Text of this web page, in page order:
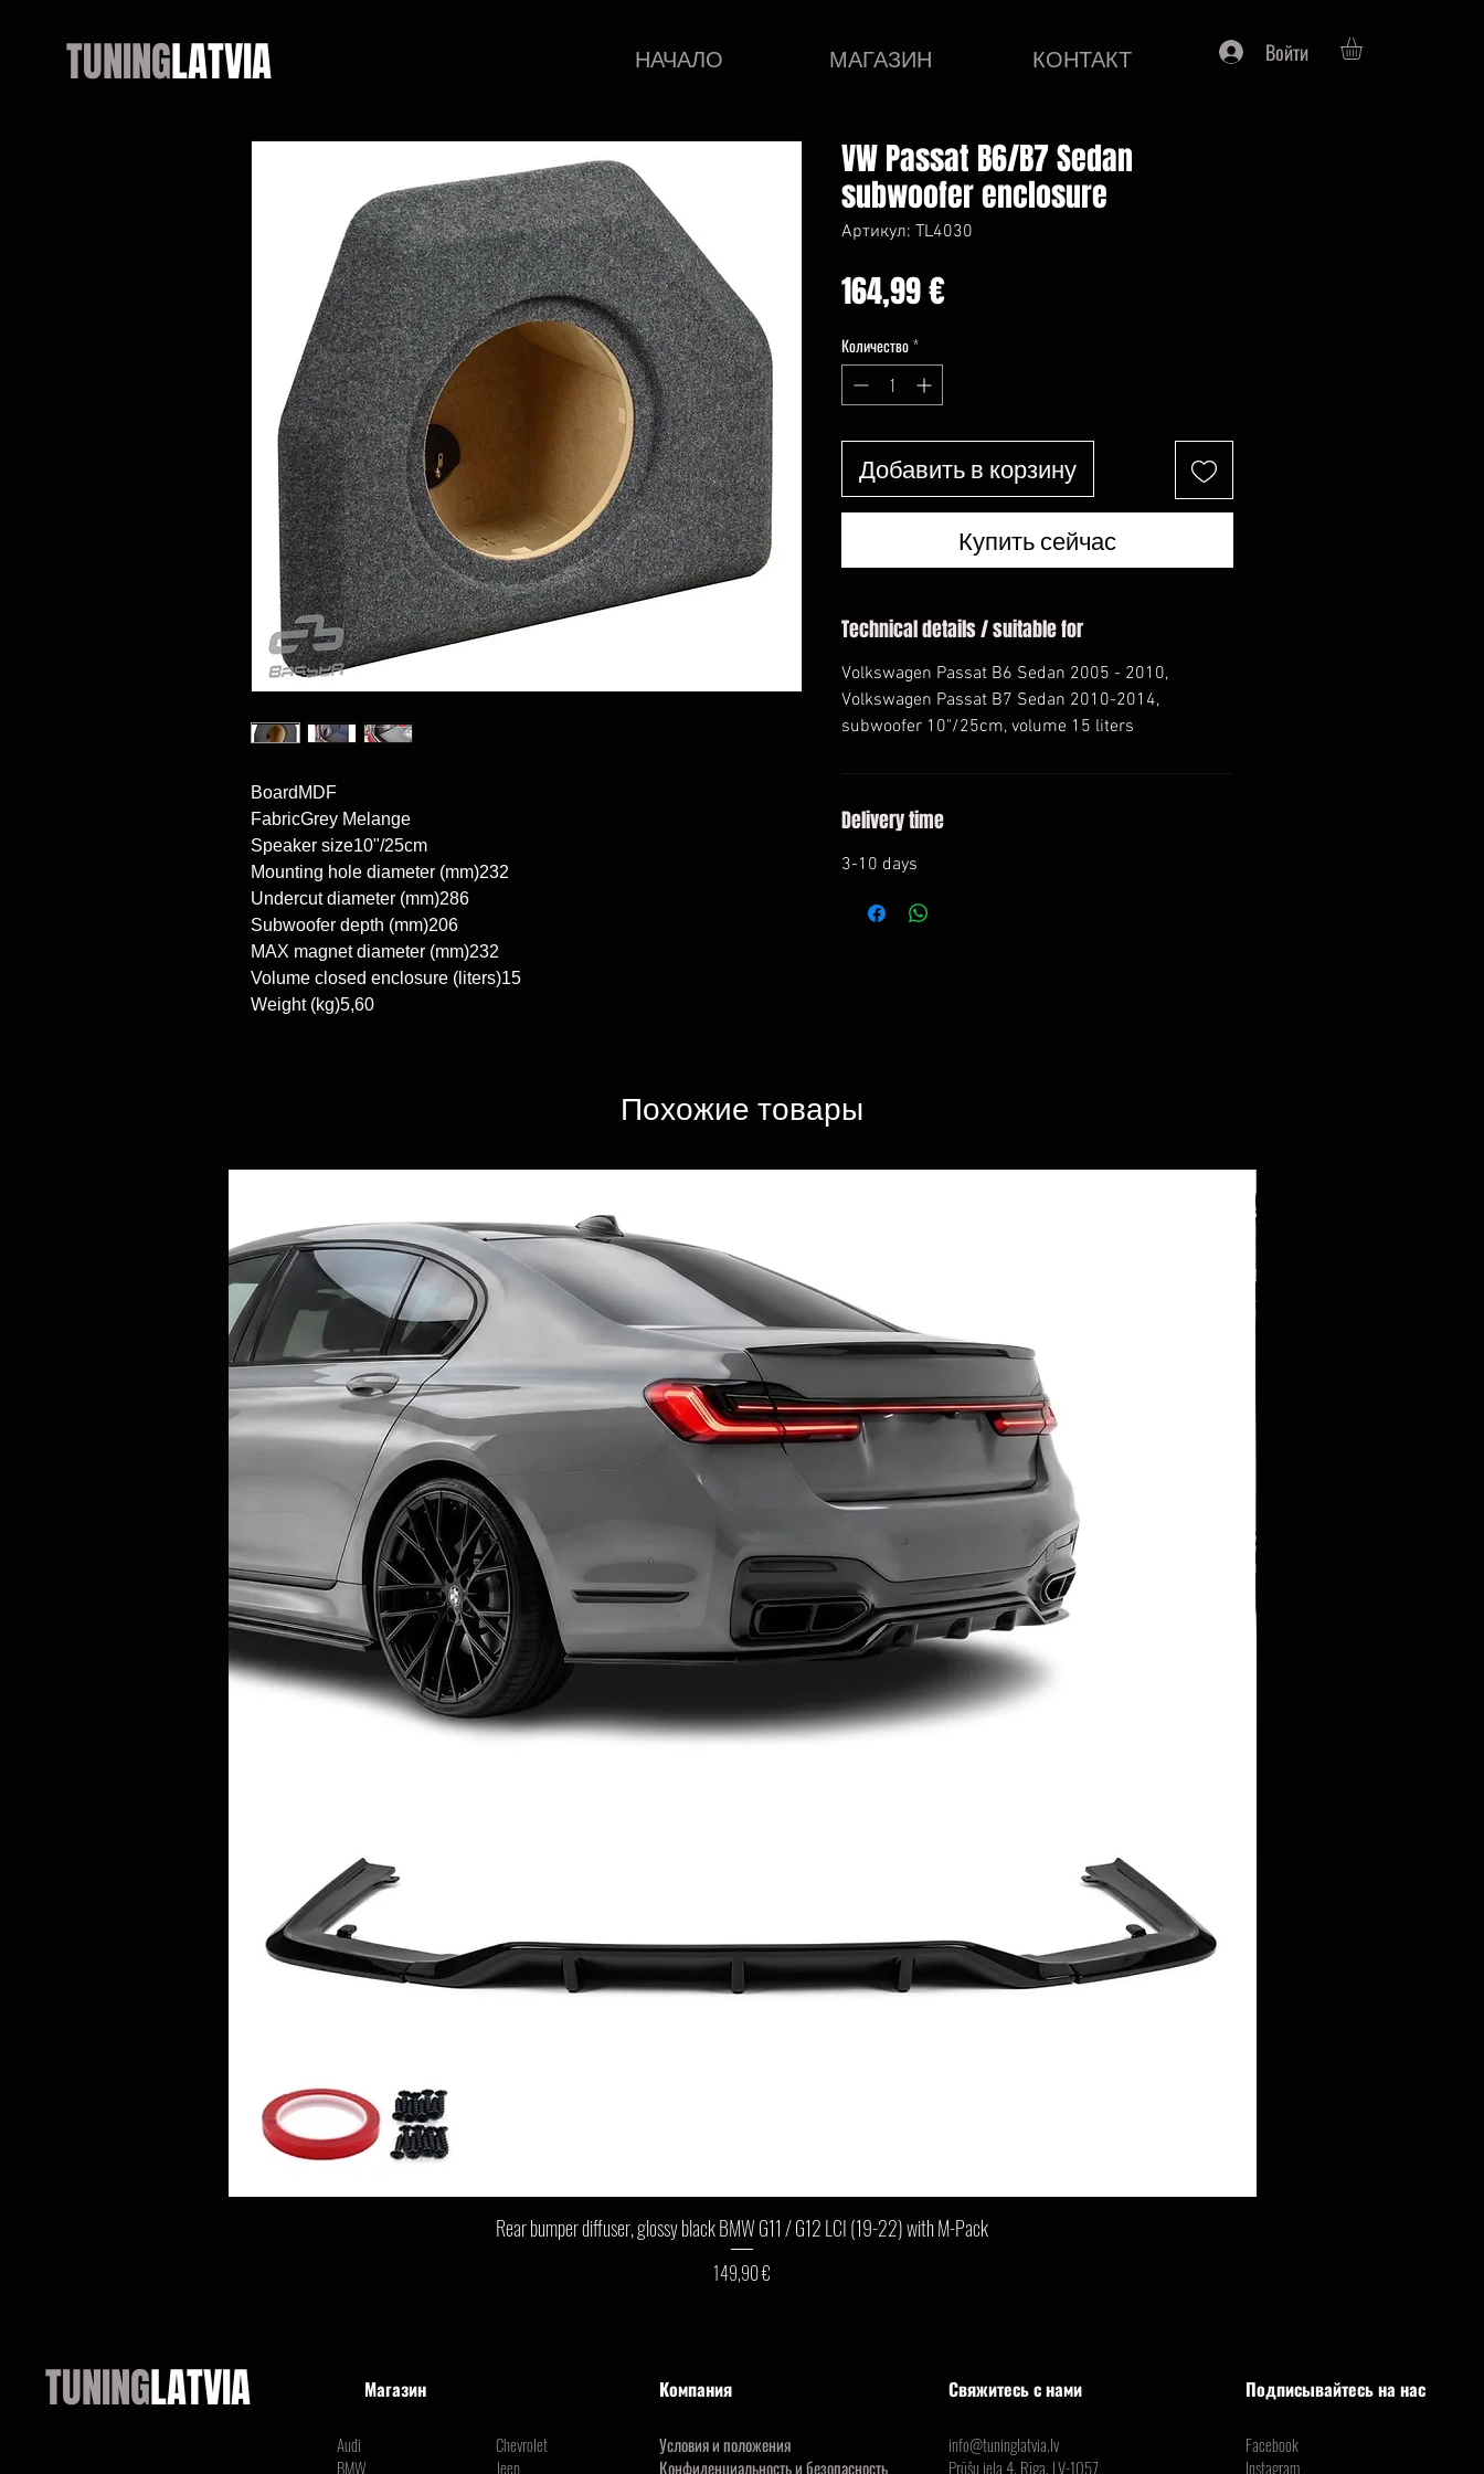
TUNINGLATVIA НАЧАЛО МАГАЗИН КОНТАКТ Войти
BoardMDF
FabricGrey Melange
Speaker size10"/25cm
Mounting hole diameter (mm)232
Undercut diameter (mm)286
Subwoofer depth (mm)206
MAX magnet diameter (mm)232
Volume closed enclosure (liters)15
Weight (kg)5,60
VW Passat B6/B7 Sedan
subwoofer enclosure
Артикул: TL4030
164,99 €Цена
Количество*
Добавить в корзину
Купить сейчас
Technical details / suitable for
Volkswagen Passat B6 Sedan 2005 - 2010,
Volkswagen Passat B7 Sedan 2010-2014,
subwoofer 10"/25cm, volume 15 liters
Delivery time
3-10 days
Похожие товары
Быстрый просмотр
Rear bumper diffuser, glossy black BMW G11 / G12 LCI (19-22) with M-Pack
Цена
149,90 €
TUNINGLATVIA Магазин
Audi
BMW
Chevrolet
Jeep
Компания
Условия и положения
Конфиденциальность и безопасность
Свяжитесь с нами
info@tuninglatvia.lv
Prūšu iela 4, Rīga, LV-1057
Подписывайтесь на нас
Facebook
Instagram